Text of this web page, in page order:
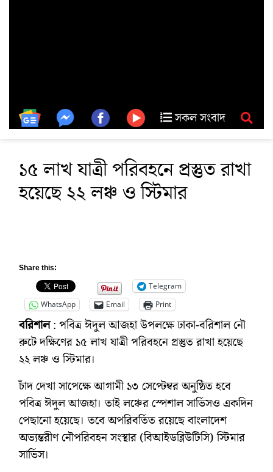
সকল সংবাদ
১৫ লাখ যাত্রী পরিবহনে প্রস্তুত রাখা
হয়েছে ২২ লঞ্চ ও স্টিমার
Share this:
Telegram
WhatsApp
Email Print
বরিশাল: পবিত্র ঈদুল আজহা উপলক্ষে ঢাকা-বরিশাল নৌ
রুটে দক্ষিণের ১৫ লাখ যাত্রী পরিবহনে প্রস্তুত রাখা হয়েছে
২২ লঞ্চ ও স্টিমার।
চাঁদ দেখা সাপেক্ষে আগামী ১৩ সেপ্টেম্বর অনুষ্ঠিত হবে
পবিত্র ঈদুল আজহা। তাই লঞ্চের স্পেশাল সার্ভিসও একদিন
পেছানো হয়েছে। তবে অপরিবর্তিত রয়েছে বাংলাদেশ
অভ্যন্তরীণ নৌপরিবহন সংস্থার (বিআইডব্লিউটিসি) স্টিমার
সার্ভিস।